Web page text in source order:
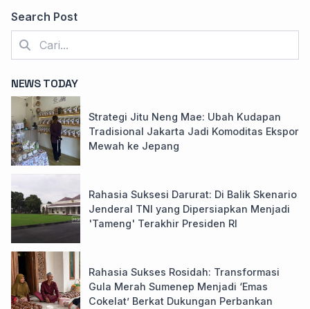
Search Post
NEWS TODAY
Strategi Jitu Neng Mae: Ubah Kudapan
Tradisional Jakarta Jadi Komoditas Ekspor
Mewah ke Jepang
Rahasia Suksesi Darurat: Di Balik Skenario
Jenderal TNI yang Dipersiapkan Menjadi
'Tameng' Terakhir Presiden RI
Rahasia Sukses Rosidah: Transformasi
Gula Merah Sumenep Menjadi ‘Emas
Cokelat’ Berkat Dukungan Perbankan